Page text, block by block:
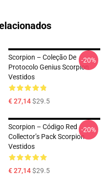
Scorpion – Coleção De
Protocolo Genius Scorpion
Vestidos
€ 27,14$29.5
-20%
Scorpion – Código Red
Collector’s Pack Scorpion
Vestidos
€ 27,14$29.5
-20%